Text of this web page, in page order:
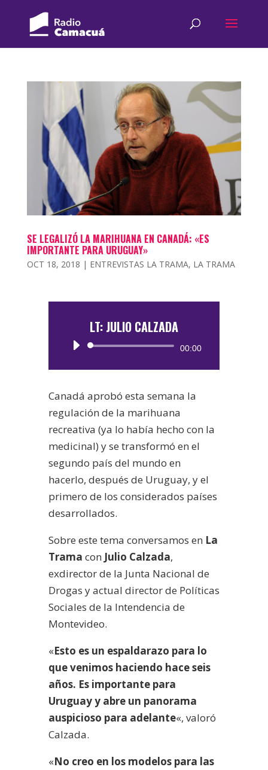
SE LEGALIZÓ LA MARIHUANA EN CANADÁ: «ES
IMPORTANTE PARA URUGUAY»
OCT 18, 2018 | ENTREVISTAS LA TRAMA, LA TRAMA
LT: JULIO CALZADA
Reproductor
00:00
Canadá aprobó esta semana la
regulación de la marihuana
recreativa (ya lo había hecho con la
medicinal) y se transformó en el
segundo país del mundo en
hacerlo, después de Uruguay, y el
primero de los considerados países
desarrollados.
Sobre este tema conversamos en La
Trama con Julio Calzada,
exdirector de la Junta Nacional de
Drogas y actual director de Políticas
Sociales de la Intendencia de
Montevideo.
«Esto es un espaldarazo para lo
que venimos haciendo hace seis
años. Es importante para
Uruguay y abre un panorama
auspicioso para adelante«, valoró
Calzada.
«No creo en los modelos para las